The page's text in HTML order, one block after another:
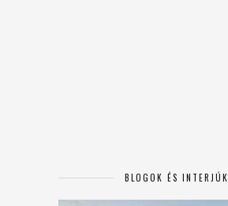
BLOGOK ÉS INTERJÚK